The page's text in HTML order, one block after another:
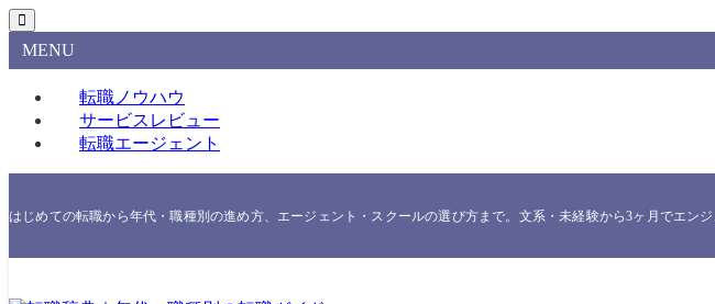
MENU
転職ノウハウ
サービスレビュー
転職エージェント
はじめての転職から年代・職種別の進め方、エージェント・スクールの選び方まで。文系・未経験から3ヶ月でエン